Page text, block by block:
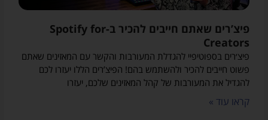
פיצ’רים שאתם חייבים להכיר ב-Spotify for
Creators
פיצ׳רים בספוטיפיי להגדלת המעורבות והקשר עם המאזינים שאתם
פשוט חייבים להכיר ולהשתמש בהם! הפיצ’רים הללו יעזרו לכם
להגדיל את המעורבות של קהל המאזינים שלכם, יעזרו
קראו עוד »